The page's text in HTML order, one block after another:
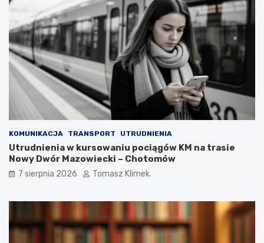
KOMUNIKACJA TRANSPORT UTRUDNIENIA
Utrudnienia w kursowaniu pociągów KM na trasie
Nowy Dwór Mazowiecki – Chotomów
7 sierpnia 2026 Tomasz Klimek